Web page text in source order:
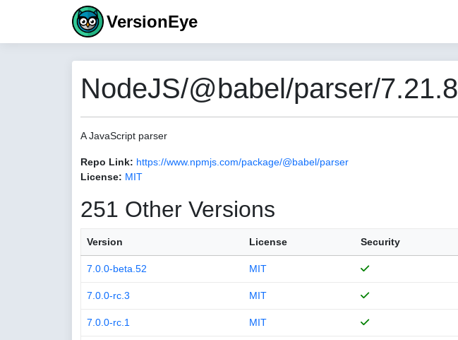
VersionEye
NodeJS/@babel/parser/7.21.8
A JavaScript parser
Repo Link: https://www.npmjs.com/package/@babel/parser
License: MIT
251 Other Versions
Version License Security
7.0.0-beta.52 MIT
7.0.0-rc.3 MIT
7.0.0-rc.1 MIT